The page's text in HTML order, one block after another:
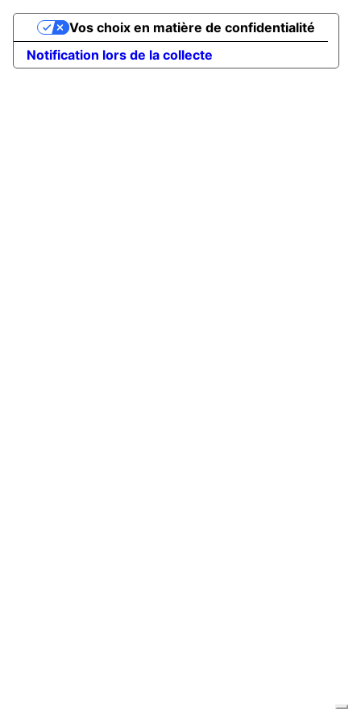
Notification lors de la collecte
Vos choix en matière de confidentialité